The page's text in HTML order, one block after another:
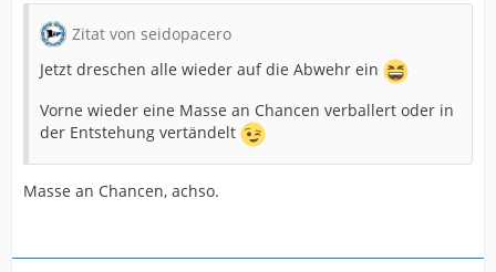
Zitat von seidopacero
Jetzt dreschen alle wieder auf die Abwehr ein
Vorne wieder eine Masse an Chancen verballert oder in
der Entstehung vertändelt
Masse an Chancen, achso.